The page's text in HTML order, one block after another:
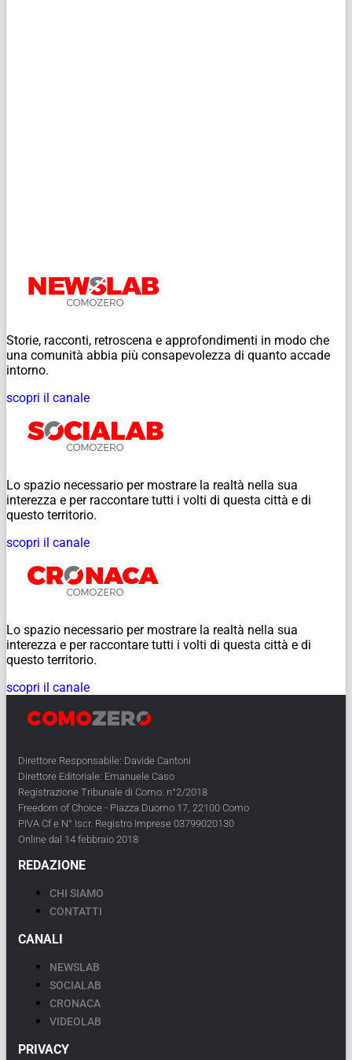
Storie, racconti, retroscena e approfondimenti in modo che
una comunità abbia più consapevolezza di quanto accade
intorno.
scopri il canale
Lo spazio necessario per mostrare la realtà nella sua
interezza e per raccontare tutti i volti di questa città e di
questo territorio.
scopri il canale
Lo spazio necessario per mostrare la realtà nella sua
interezza e per raccontare tutti i volti di questa città e di
questo territorio.
scopri il canale
Direttore Responsabile: Davide Cantoni
Direttore Editoriale: Emanuele Caso
Registrazione Tribunale di Como: n°2/2018
Freedom of Choice - Piazza Duomo 17, 22100 Como
PIVA Cf e N° Iscr. Registro Imprese 03799020130
Online dal 14 febbraio 2018
REDAZIONE
CHI SIAMO
CONTATTI
CANALI
NEWSLAB
SOCIALAB
CRONACA
VIDEOLAB
PRIVACY